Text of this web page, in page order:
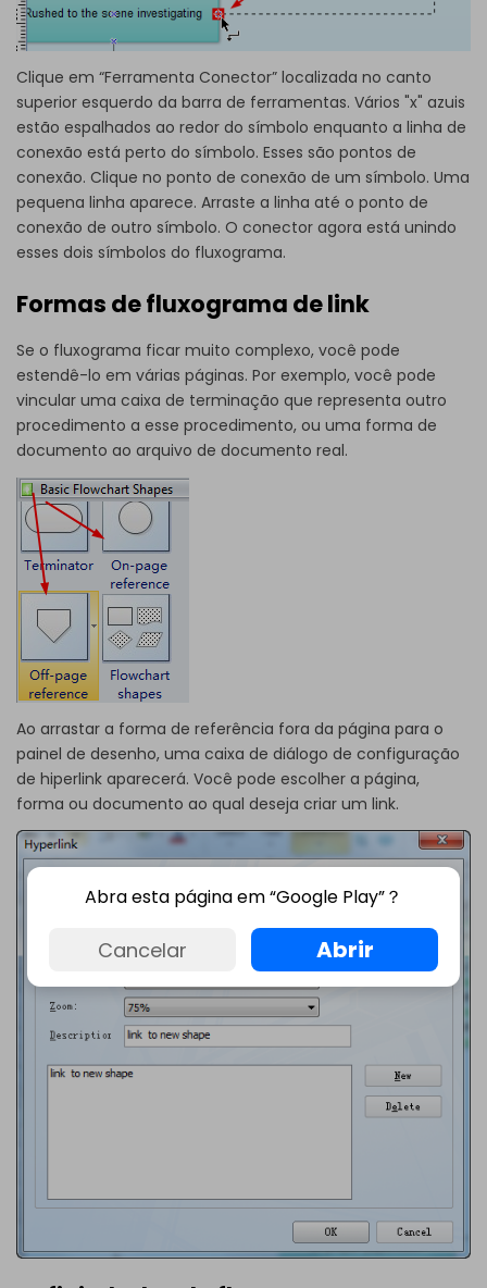
Clique em “Ferramenta Conector” localizada no canto
superior esquerdo da barra de ferramentas. Vários "x" azuis
estão espalhados ao redor do símbolo enquanto a linha de
conexão está perto do símbolo. Esses são pontos de
conexão. Clique no ponto de conexão de um símbolo. Uma
pequena linha aparece. Arraste a linha até o ponto de
conexão de outro símbolo. O conector agora está unindo
esses dois símbolos do fluxograma.
Formas de fluxograma de link
Se o fluxograma ficar muito complexo, você pode
estendê-lo em várias páginas. Por exemplo, você pode
vincular uma caixa de terminação que representa outro
procedimento a esse procedimento, ou uma forma de
documento ao arquivo de documento real.
Ao arrastar a forma de referência fora da página para o
painel de desenho, uma caixa de diálogo de configuração
de hiperlink aparecerá. Você pode escolher a página,
forma ou documento ao qual deseja criar um link.
Abra esta página em “Google Play”？
Cancelar Abrir